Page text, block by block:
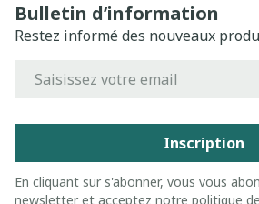
Bulletin d’information
Restez informé des nouveaux
Inscription
En cliquant sur s'abonner, vous vous
newsletter et acceptez notre politique